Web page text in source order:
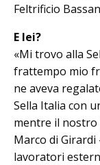
Feltri­ficio
E lei?
«Mi trovo alla
frattempo mio
ne aveva
Sella Italia con
mentre il nostro
Marco di Girardi
lavoratori